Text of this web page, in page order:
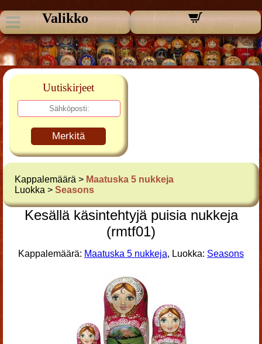
Valikko
Uutiskirjeet
Merkitä
Kappalemäärä > Maatuska 5 nukkeja
Luokka > Seasons
Kesällä käsintehtyjä puisia nukkeja
(rmtf01)
Kappalemäärä: Maatuska 5 nukkeja, Luokka: Seasons